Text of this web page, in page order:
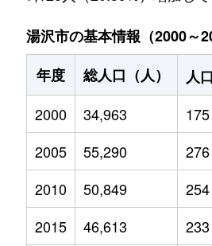
湯沢市の基本情報（2000～
年度
総人口（人） 人
2000
34,963 175
2005
55,290 276
2010
50,849 254
2015
46,613 233